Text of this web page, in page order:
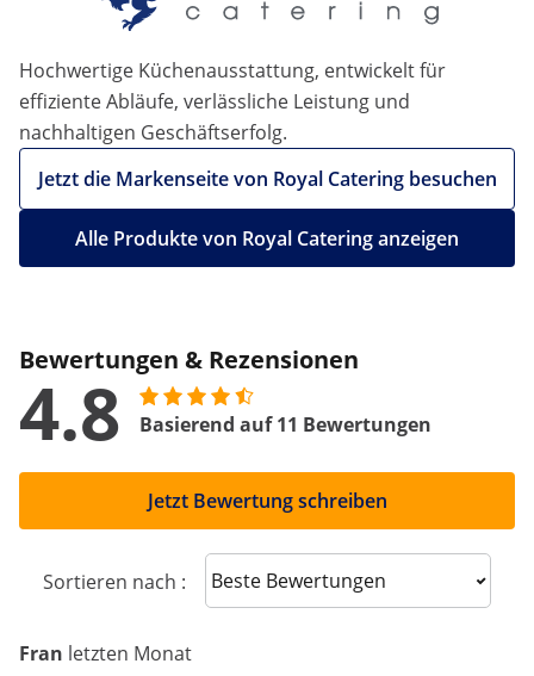
Hochwertige Küchenausstattung, entwickelt für
effiziente Abläufe, verlässliche Leistung und
nachhaltigen Geschäftserfolg.
Jetzt die Markenseite von Royal Catering besuchen
Alle Produkte von Royal Catering anzeigen
Bewertungen & Rezensionen
4.8 Basierend auf 11 Bewertungen
Jetzt Bewertung schreiben
Sortieren nach : Sort reviews
Fran letzten Monat